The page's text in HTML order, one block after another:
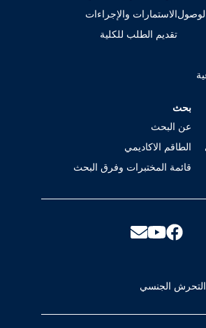
الاستمارات والإجراءات
تقديم الطلب للكلية
بحث
عن البحث
الطاقم الاكاديمي
قائمة المختبرات وفرق البحث
التحرش الجنسي